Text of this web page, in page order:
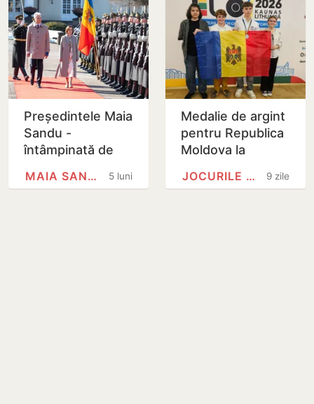
Președintele Maia
Sandu -
întâmpinată de
5 luni
MAIA SANDU
Medalie de argint
pentru Republica
Moldova la
Europeană de
9 zile
JOCURILE OLIMPICE